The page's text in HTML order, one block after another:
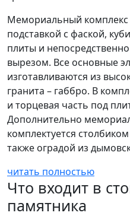
Мемориальный комплекс
подставкой с фаской,
плиты и
вырезом. Все основные
изготавливаются из
гранита – габбро. В
и торцевая часть под
Дополнительно
комплектуется
также оградой из
читать полностью
Что входит в
памятника